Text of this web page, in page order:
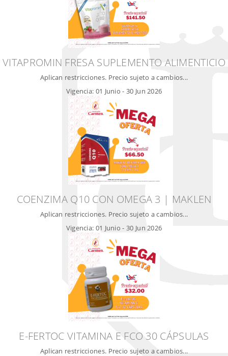
VITAPROMIN FRESA SUPLEMENTO ALIMENTICIO
Aplican restricciones. Precio sujeto a cambios...
Vigencia: 01 Junio - 30 Jun 2026
COENZIMA Q10 CON OMEGA 3 | MAKLEN
Aplican restricciones. Precio sujeto a cambios...
Vigencia: 01 Junio - 30 Jun 2026
E-FERTOC VITAMINA E FCO 30 CÁPSULAS
Aplican restricciones. Precio sujeto a cambios...